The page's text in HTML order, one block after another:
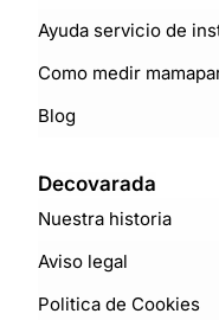
Ayuda servicio de
Como medir
Blog
Decovarada
Nuestra historia
Aviso legal
Politica de Cookies